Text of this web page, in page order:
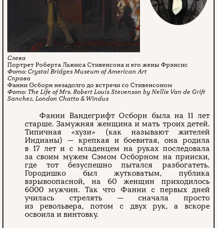
Портрет Роберта Льюиса Стивенсона и его жены Фрэнсис
Crystal Bridges Museum of American Art
Фанни Осборн незадолго до встречи со Стивенсоном
The Life of Mrs. Robert Louis Stevenson by Nellie Van de Grift
Sanchez, London Chatto & Windus
Фанни Вандегрифт Осборн была на 11 лет
старше. Замужняя женщина и мать троих детей.
Типичная «хузи» (как называют жителей
Индианы) — крепкая и боевитая, она родила
в 17 лет и с младенцем на руках последовала
за своим мужем Сэмом Осборном на прииски,
где тот безуспешно пытался разбогатеть.
Городишко был жутковатым, публика
взрывоопасной, на 60 женщин приходилось
6000 мужчин. Так что Фанни с первых дней
училась стрелять — сначала просто
из револьвера, потом с двух рук, а вскоре
освоила и винтовку.